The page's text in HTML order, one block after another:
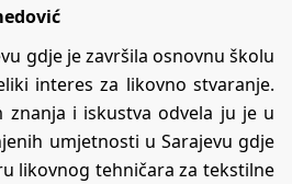
gdje je završila osnovnu školu
interes za likovno stvaranje.
znanja i iskustva odvela ju je u
umjetnosti u Sarajevu gdje
likovnog tehničara za tekstilne